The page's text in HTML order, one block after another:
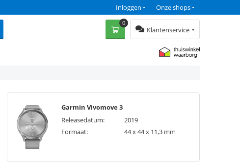
Onze shops
Inloggen
Klantenservice
0
Garmin Vivomove 3
Releasedatum:
2019
Formaat:
44 x 44 x 11,3 mm